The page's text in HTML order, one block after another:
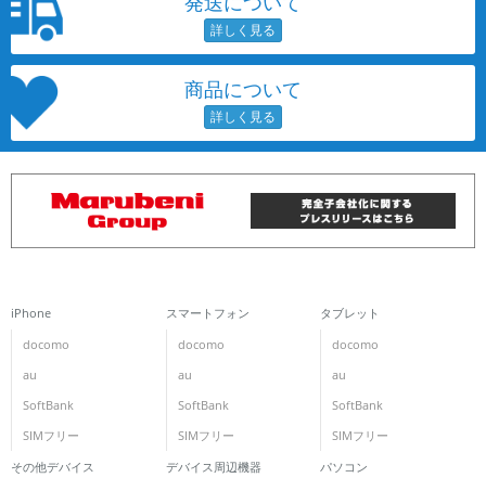
商品について
iPhone
docomo
au
SoftBank
SIMフリー
スマートフォン
docomo
au
SoftBank
SIMフリー
タブレット
docomo
au
SoftBank
SIMフリー
その他デバイス デバイス周辺機器 パソコン